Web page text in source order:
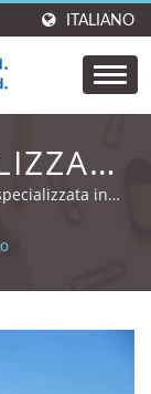
ITALIANO
DI
in